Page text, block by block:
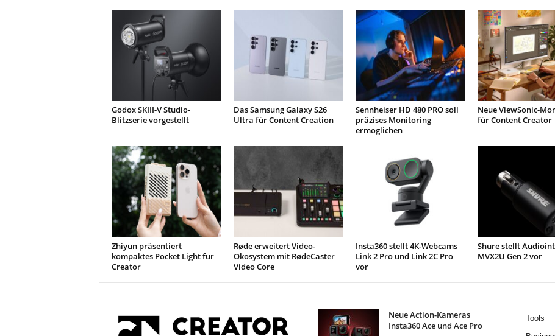
Godox SKIII-V Studio-
Blitzserie vorgestellt
Das Samsung Galaxy S26
Ultra für Content Creation
Sennheiser HD 480 PRO soll
präzises Monitoring
ermöglichen
Neue ViewSonic-
für Content Creator
Zhiyun präsentiert
kompaktes Pocket Light für
Creator
Røde erweitert Video-
Ökosystem mit RødeCaster
Video Core
Insta360 stellt 4K-Webcams
Link 2 Pro und Link 2C Pro
vor
Shure stellt
MVX2U Gen 2 vor
Neue Action-Kameras
Insta360 Ace und Ace Pro
Tools